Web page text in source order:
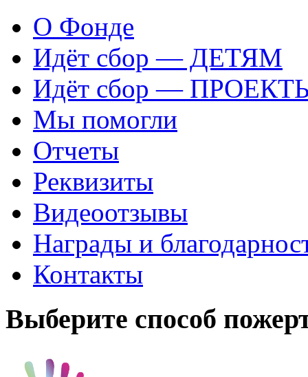
О Фонде
Идёт сбор — ДЕТЯМ
Идёт сбор —
Мы помогли
Отчеты
Реквизиты
Видеоотзывы
Награды и
Контакты
Выберите способ